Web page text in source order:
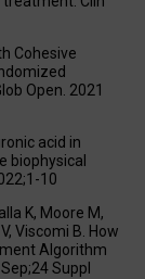
Cohesive
Open. 2021
acid in
biophysical
10
K, Moore M,
Viscomi B. How
Algorithm
Suppl